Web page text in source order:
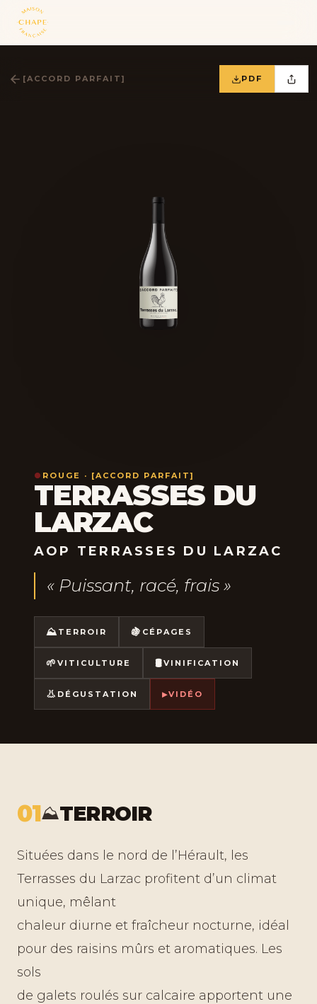
[ACCORD PARFAIT] PDF
● ROUGE · [ACCORD PARFAIT]
TERRASSES DU
LARZAC
AOP TERRASSES DU LARZAC
« Puissant, racé, frais »
⛰️ TERROIR 🍇 CÉPAGES
🌱 VITICULTURE 🛢️VINIFICATION
👃 DÉGUSTATION ▸VIDÉO
01⛰️TERROIR
Situées dans le nord de l’Hérault, les
Terrasses du Larzac profitent d’un climat
unique, mêlant
chaleur diurne et fraîcheur nocturne, idéal
pour des raisins mûrs et aromatiques. Les
sols
de galets roulés sur calcaire apportent une